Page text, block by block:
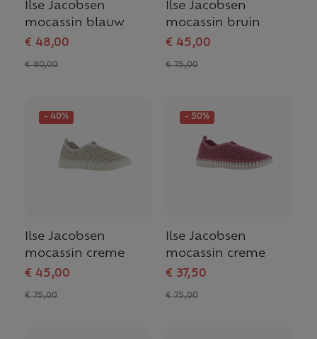
Ilse Jacobsen
mocassin blauw
€ 48,00
€ 80,00
Ilse Jacobsen
mocassin bruin
€ 45,00
€ 75,00
- 40%
Ilse Jacobsen
mocassin creme
€ 45,00
€ 75,00
- 50%
Ilse Jacobsen
mocassin creme
€ 37,50
€ 75,00